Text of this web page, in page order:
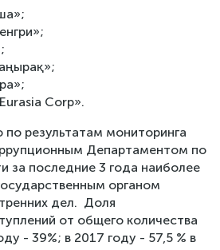
Corp».
результатам мониторинга
Департаментом по
за последние 3 года наиболее
органом
дел. Доля
от общего количества
- 39%; в 2017 году - 57,5 % в